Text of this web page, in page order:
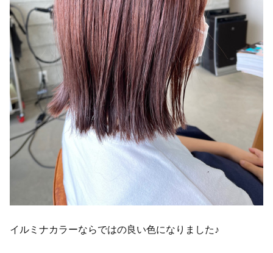
イルミナカラーならではの良い色になりました♪